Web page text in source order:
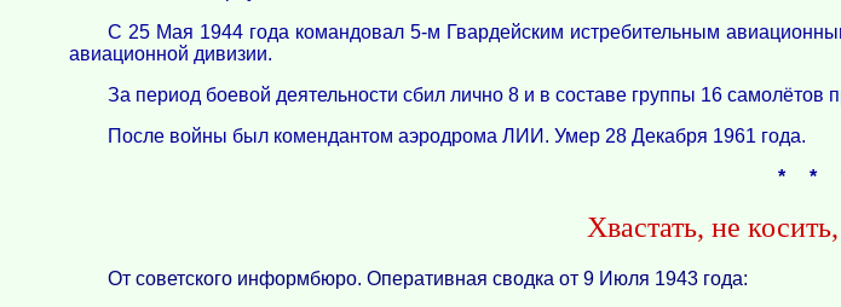
С 25 Мая 1944 года командовал 5-м Гвардейским истребительным
авиационной дивизии.
За период боевой деятельности сбил лично 8 и в составе группы 16 самолётов
После войны был комендантом аэродрома ЛИИ. Умер 28 Декабря 1961 года.
* *
Хвастать, не
От советского информбюро. Оперативная сводка от 9 Июля 1943 года: